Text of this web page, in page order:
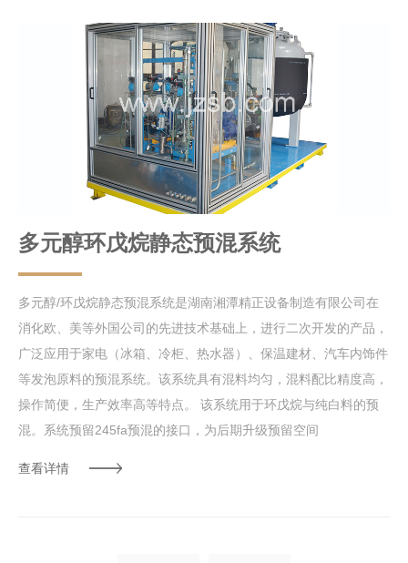
多元醇环戊烷静态预混系统
多元醇/环戊烷静态预混系统是湖南湘潭精正设备制造有限公司在
消化欧、美等外国公司的先进技术基础上，进行二次开发的产品，
广泛应用于家电（冰箱、冷柜、热水器）、保温建材、汽车内饰件
等发泡原料的预混系统。该系统具有混料均匀，混料配比精度高，
操作简便，生产效率高等特点。 该系统用于环戊烷与纯白料的预
混。系统预留245fa预混的接口，为后期升级预留空间
查看详情